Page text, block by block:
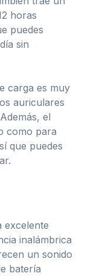
horas
puedes
sin
carga es muy
auriculares
el
como para
que puedes
excelente
inalámbrica
un sonido
batería